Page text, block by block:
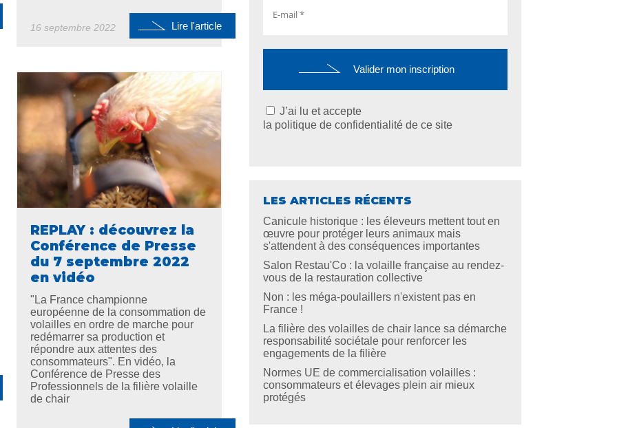
16 septembre 2022 Lire l'article
REPLAY : découvrez la
Conférence de Presse
du 7 septembre 2022
en vidéo
"La France championne
européenne de la consommation de
volailles en ordre de marche pour
redémarrer sa production et
répondre aux attentes des
consommateurs". En vidéo, la
Conférence de Presse des
Professionnels de la filière volaille
de chair
J’ai lu et accepte
la politique de confidentialité de ce site
LES ARTICLES RÉCENTS
Canicule historique : les éleveurs mettent tout en
œuvre pour protéger leurs animaux mais
s'attendent à des conséquences importantes
Salon Restau'Co : la volaille française au rendez-
vous de la restauration collective
Non : les méga-poulaillers n'existent pas en
France !
La filière des volailles de chair lance sa démarche
responsabilité sociétale pour renforcer les
engagements de la filière
Normes UE de commercialisation volailles :
consommateurs et élevages plein air mieux
protégés